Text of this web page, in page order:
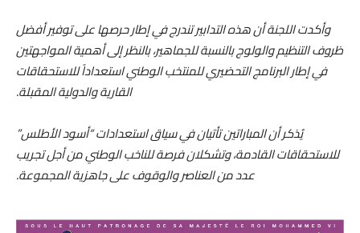
وأكدت اللجنة أن هذه التدابير تندرج في إطار حرصها على توفير أفضل
ظروف التنظيم والولوج بالنسبة للجماهير، بالنظر إلى أهمية المواجهتين
في إطار البرنامج التحضيري للمنتخب الوطني استعداداً للاستحقاقات
القارية والدولية المقبلة.
يُذكر أن المباراتين تأتيان في سياق استعدادات “أسود الأطلس”
للاستحقاقات القادمة، وتشكلان فرصة للناخب الوطني من أجل تجريب
عدد من العناصر والوقوف على جاهزية المجموعة.